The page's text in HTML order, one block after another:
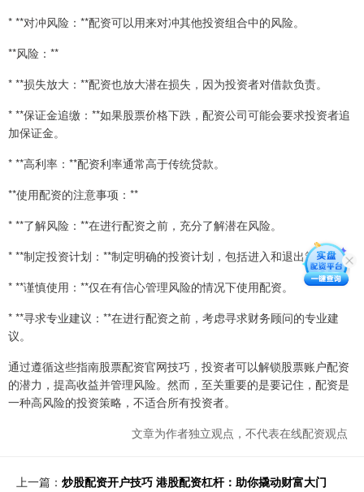
* **对冲风险：**配资可以用来对冲其他投资组合中的风险。
**风险：**
* **损失放大：**配资也放大潜在损失，因为投资者对借款负责。
* **保证金追缴：**如果股票价格下跌，配资公司可能会要求投资者追
加保证金。
* **高利率：**配资利率通常高于传统贷款。
**使用配资的注意事项：**
* **了解风险：**在进行配资之前，充分了解潜在风险。
* **制定投资计划：**制定明确的投资计划，包括进入和退出策略。
* **谨慎使用：**仅在有信心管理风险的情况下使用配资。
* **寻求专业建议：**在进行配资之前，考虑寻求财务顾问的专业建
议。
通过遵循这些指南股票配资官网技巧，投资者可以解锁股票账户配资
的潜力，提高收益并管理风险。然而，至关重要的是要记住，配资是
一种高风险的投资策略，不适合所有投资者。
文章为作者独立观点，不代表在线配资观点
上一篇： 炒股配资开户技巧 港股配资杠杆：助你撬动财富大门